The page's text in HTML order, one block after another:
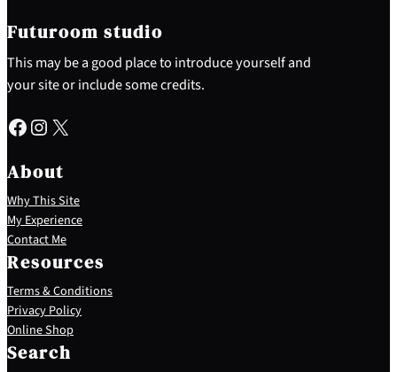
Futuroom studio
This may be a good place to introduce yourself and
your site or include some credits.
Facebook Instagram X
About
Why This Site
My Experience
Contact Me
Resources
Terms & Conditions
Privacy Policy
Online Shop
Search
S
e
a